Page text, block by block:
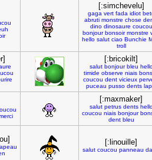
[:simchevelu]
gaga vert fada idiot
abruti monstre chose
dino dinosaure coucou
bonjour bonsoir monstre
hello salut ciao Bunchie
troll
[:bricokilt]
salut bonjour bleu
timide observe niais
coucou dent vicieux
puceau pusso dents
[:maxmaker]
salut petrus dents
coucou niais bonjour
dent bleu
[:linouille]
salut coucou panneau